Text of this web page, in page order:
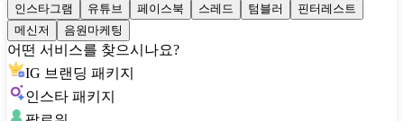
인스타그램 유튜브 페이스북 스레드 텀블러
핀터레스트
메신저
음원마케팅
어떤 서비스를 찾으시나요?
IG 브랜딩 패키지
인스타 패키지